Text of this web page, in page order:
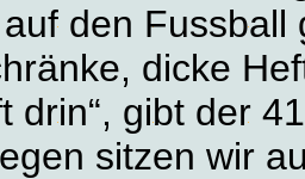
den
dicke
drin“, gibt der
sitzen wir